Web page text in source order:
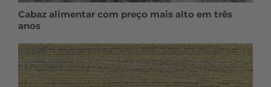
Cabaz alimentar com preço mais alto em três
anos